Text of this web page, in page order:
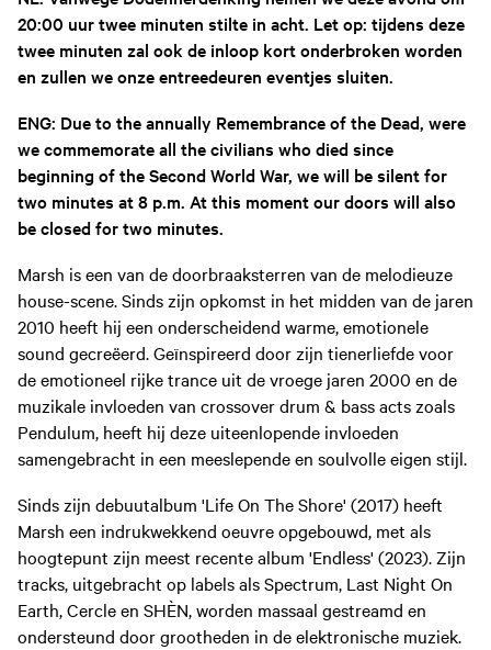
20:00 uur twee minuten stilte in acht. Let op: tijdens deze
twee minuten zal ook de inloop kort onderbroken worden
en zullen we onze entreedeuren eventjes sluiten.
ENG: Due to the annually Remembrance of the Dead, were
we commemorate all the civilians who died since
beginning of the Second World War, we will be silent for
two minutes at 8 p.m. At this moment our doors will also
be closed for two minutes.
Marsh is een van de doorbraaksterren van de melodieuze
house-scene. Sinds zijn opkomst in het midden van de jaren
2010 heeft hij een onderscheidend warme, emotionele
sound gecreëerd. Geïnspireerd door zijn tienerliefde voor
de emotioneel rijke trance uit de vroege jaren 2000 en de
muzikale invloeden van crossover drum & bass acts zoals
Pendulum, heeft hij deze uiteenlopende invloeden
samengebracht in een meeslepende en soulvolle eigen stijl.
Sinds zijn debuutalbum 'Life On The Shore' (2017) heeft
Marsh een indrukwekkend oeuvre opgebouwd, met als
hoogtepunt zijn meest recente album 'Endless' (2023). Zijn
tracks, uitgebracht op labels als Spectrum, Last Night On
Earth, Cercle en SHÈN, worden massaal gestreamd en
ondersteund door grootheden in de elektronische muziek.